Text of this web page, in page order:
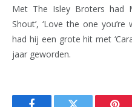
Met The Isley Broters had
Shout’, ‘Love the one
had hij een grote hit met
jaar geworden.